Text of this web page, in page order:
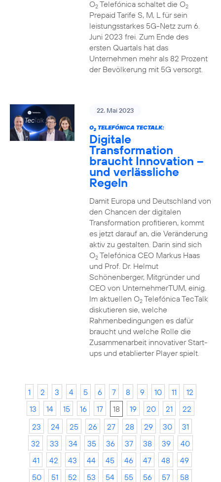
O2Telefónica schaltet die O2
Prepaid Tarife S, M, L für sein
leistungsstarkes 5G-Netz zum 6.
Juni 2023 frei. Zum Ende des
ersten Quartals hat das
Unternehmen mehr als 82 Prozent
der Bevölkerung mit 5G versorgt.
22. Mai 2023
O2TELEFÓNICA TECTALK:
Digitale
Transformation
braucht Innovation –
und verlässliche
Regeln
Damit Europa und Deutschland von
den Chancen der digitalen
Transformation profitieren, kommt
es jetzt darauf an, die Veränderung
aktiv zu gestalten. Darin sind sich
O2Telefónica CEO Markus Haas
und Prof. Dr. Helmut
Schönenberger, Mitgründer und
CEO von UnternehmerTUM, einig.
Im aktuellen O2Telefónica TecTalk
diskutieren sie, welche
Rahmenbedingungen es dafür
braucht und welche Rolle die
Zusammenarbeit innovativer Start-
ups und etablierter Player spielt.
1 2 3 4 5 6 7 8 9 10 11
12
13
14 15 16 17 18 19 20 21
22
23
24 25 26 27 28 29 30
31
32
33 34 35 36 37 38 39
40
41
42 43 44 45 46 47 48
49
50
51 52 53 54 55 56 57
58